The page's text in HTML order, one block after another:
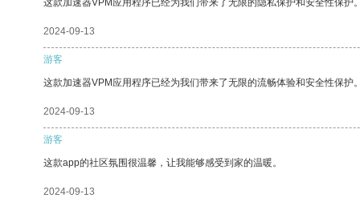
这款加速器VPM应用程序已经为我们带来了无限的隐私保护和安全性保护
2024-09-13
游客
这款加速器VPM应用程序已经为我们带来了无限的流畅体验和安全性保护
2024-09-13
游客
这款app的社区氛围很温馨，让我能够感受到家的温暖。
2024-09-13